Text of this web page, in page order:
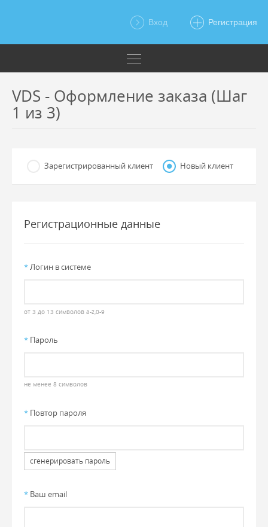
Вход Регистрация
VDS - Оформление заказа (Шаг
1 из 3)
Зарегистрированный клиент Новый клиент
Регистрационные данные
*Логин в системе
от 3 до 13 символов a-z,0-9
* Пароль
не менее 8 символов
* Повтор пароля
сгенерировать пароль
* Ваш email